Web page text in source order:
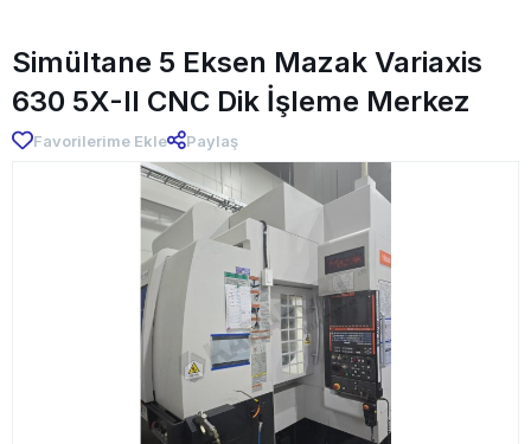
Simültane 5 Eksen Mazak Variaxis
630 5X-II CNC Dik İşleme Merkez
Favorilerime Ekle Paylaş